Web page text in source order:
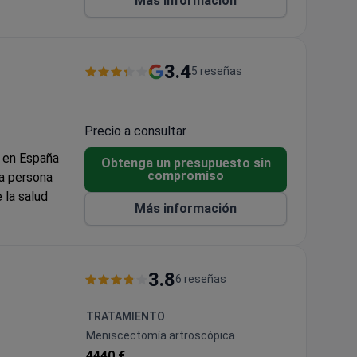
Copa
España
persona
la salud
3.45 reseñas
Precio a consultar
Obtenga un presupuesto sin
compromiso
Más información
3.86 reseñas
TRATAMIENTO
Meniscectomía artroscópica